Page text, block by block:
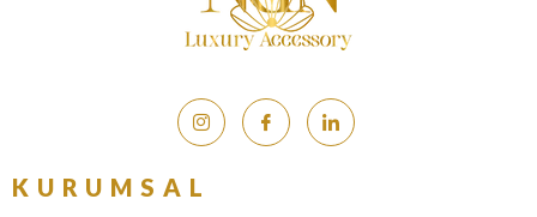
KURUMSAL